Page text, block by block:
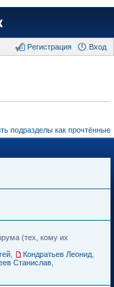
Вход
Регистрация
подразделы как прочтённые
(тех, кому их
Кондратьев Леонид
Станислав